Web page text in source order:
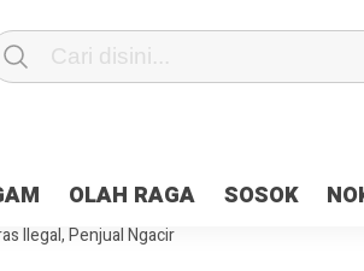
OLAH RAGA SOSOK
Pesan Sejuk Polri di Deklarasi Pemilu
Pilkada Jayapura Cair 10 Persen, Deposit Kas
Ilegal, Penjual Ngacir